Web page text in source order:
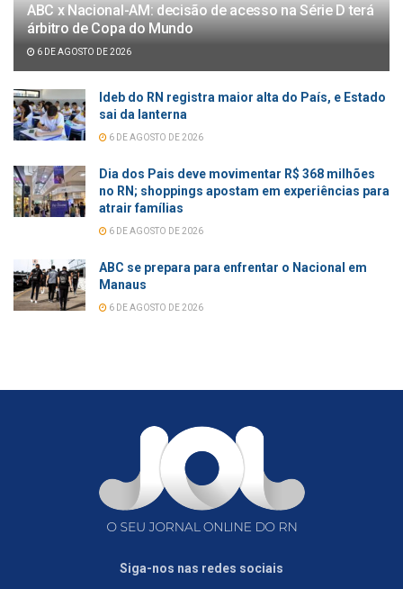
ABC x Nacional-AM: decisão de acesso na Série D terá
árbitro de Copa do Mundo
6 DE AGOSTO DE 2026
Ideb do RN registra maior alta do País, e Estado
sai da lanterna
6 DE AGOSTO DE 2026
Dia dos Pais deve movimentar R$ 368 milhões
no RN; shoppings apostam em experiências para
atrair famílias
6 DE AGOSTO DE 2026
ABC se prepara para enfrentar o Nacional em
Manaus
6 DE AGOSTO DE 2026
Siga-nos nas redes sociais